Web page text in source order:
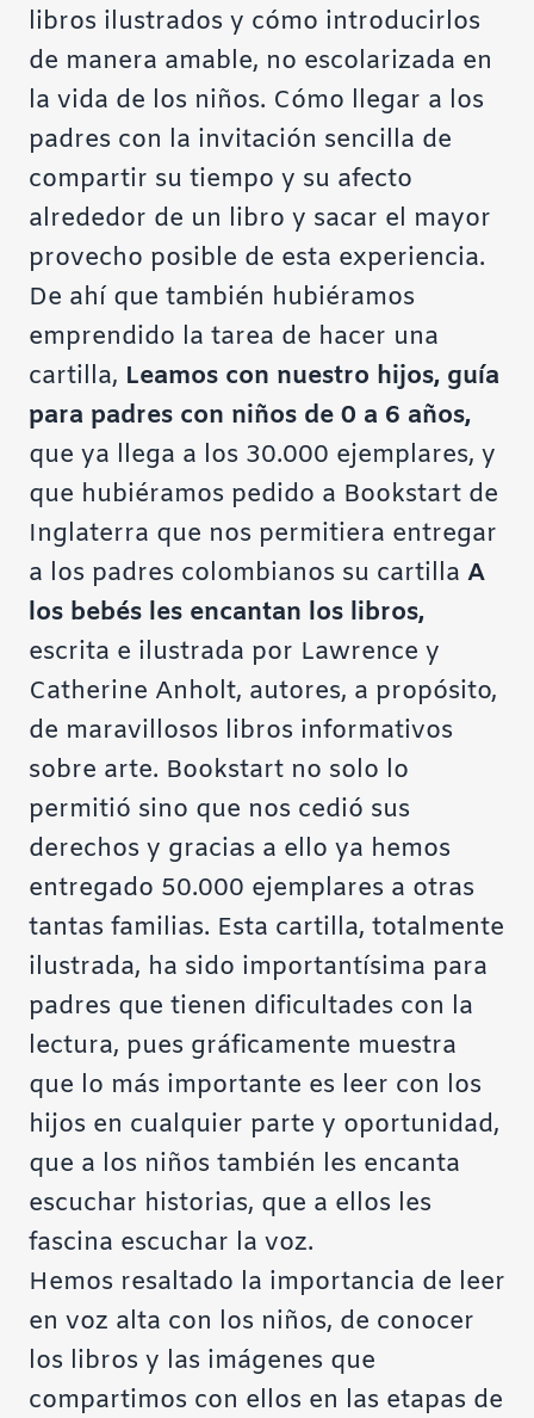
libros ilustrados y cómo introducirlos
de manera amable, no escolarizada en
la vida de los niños. Cómo llegar a los
padres con la invitación sencilla de
compartir su tiempo y su afecto
alrededor de un libro y sacar el mayor
provecho posible de esta experiencia.
De ahí que también hubiéramos
emprendido la tarea de hacer una
cartilla, Leamos con nuestro hijos, guía
para padres con niños de 0 a 6 años,
que ya llega a los 30.000 ejemplares, y
que hubiéramos pedido a Bookstart de
Inglaterra que nos permitiera entregar
a los padres colombianos su cartilla A
los bebés les encantan los libros,
escrita e ilustrada por Lawrence y
Catherine Anholt, autores, a propósito,
de maravillosos libros informativos
sobre arte. Bookstart no solo lo
permitió sino que nos cedió sus
derechos y gracias a ello ya hemos
entregado 50.000 ejemplares a otras
tantas familias. Esta cartilla, totalmente
ilustrada, ha sido importantísima para
padres que tienen dificultades con la
lectura, pues gráficamente muestra
que lo más importante es leer con los
hijos en cualquier parte y oportunidad,
que a los niños también les encanta
escuchar historias, que a ellos les
fascina escuchar la voz.
Hemos resaltado la importancia de leer
en voz alta con los niños, de conocer
los libros y las imágenes que
compartimos con ellos en las etapas de